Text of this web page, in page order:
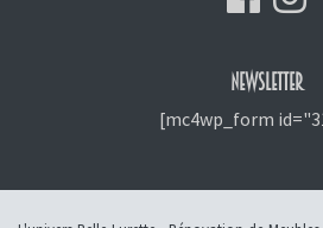
NEWSLETTER
[mc4wp_form